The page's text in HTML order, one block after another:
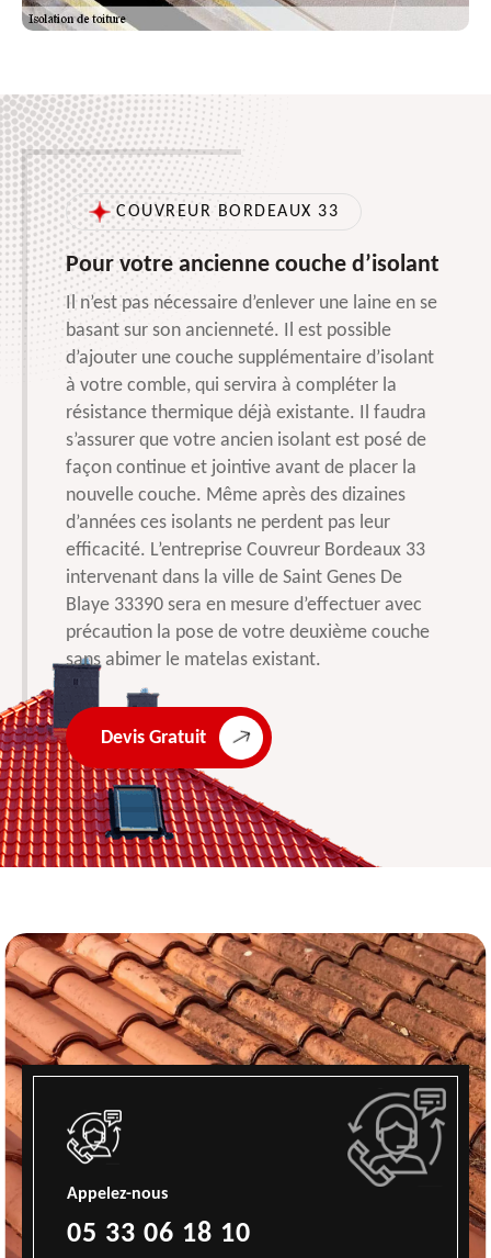
COUVREUR BORDEAUX 33
Pour votre ancienne couche d’isolant
Il n’est pas nécessaire d’enlever une laine en se
basant sur son ancienneté. Il est possible
d’ajouter une couche supplémentaire d’isolant
à votre comble, qui servira à compléter la
résistance thermique déjà existante. Il faudra
s’assurer que votre ancien isolant est posé de
façon continue et jointive avant de placer la
nouvelle couche. Même après des dizaines
d’années ces isolants ne perdent pas leur
efficacité. L’entreprise Couvreur Bordeaux 33
intervenant dans la ville de Saint Genes De
Blaye 33390 sera en mesure d’effectuer avec
précaution la pose de votre deuxième couche
sans abimer le matelas existant.
Devis Gratuit
Appelez-nous
05 33 06 18 10